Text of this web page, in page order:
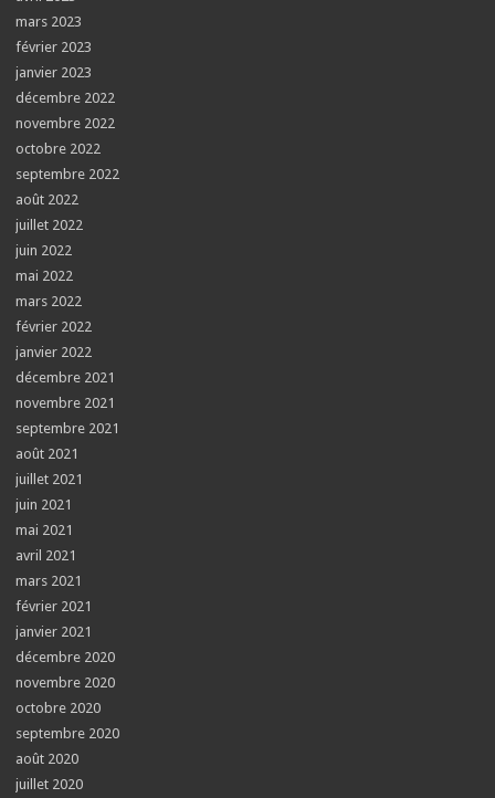
mars 2023
février 2023
janvier 2023
décembre 2022
novembre 2022
octobre 2022
septembre 2022
août 2022
juillet 2022
juin 2022
mai 2022
mars 2022
février 2022
janvier 2022
décembre 2021
novembre 2021
septembre 2021
août 2021
juillet 2021
juin 2021
mai 2021
avril 2021
mars 2021
février 2021
janvier 2021
décembre 2020
novembre 2020
octobre 2020
septembre 2020
août 2020
juillet 2020